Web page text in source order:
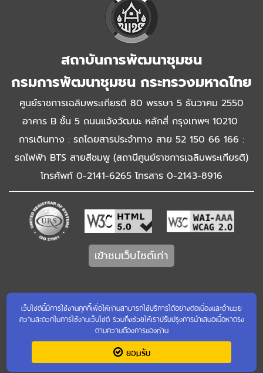
สถาบันการพัฒนาชุมชน
กรมการพัฒนาชุมชน กระทรวงมหาดไทย
ศูนย์ราชการเฉลิมพระเกียรติ 80 พรรษา 5 ธันวาคม 2550
อาคาร B ชั้น 5 ถนนแจ้งวัฒนะ หลักสี่ กรุงเทพฯ 10210
การเดินทาง : รถโดยสารประจำทาง สาย 52 150 66 166 :
รถไฟฟ้า BTS สายสีชมพู (สถานีศูนย์ราชการเฉลิมพระเกียรติ)
โทรศัพท์ 0-2141-6265 โทรสาร 0-2143-8916
เข้าชมเว็บไซต์เก่า
เว็บไซต์นี้มีการใช้งานคุกกี้เพื่อให้ท่านสามารถใช้บริการได้อย่างต่อเนื่องและอำนวย
ความสะดวกในการใช้งานเว็บไซต์ รวมถึงช่วยให้เราปรับปรุงการนำเสนอเนื้อหาตรง
ตามความต้องการของท่าน
ยอมรับ